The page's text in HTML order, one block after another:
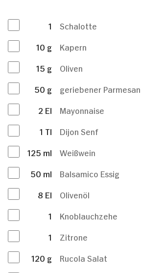
1
Schalotte
10 g
Kapern
15 g
Oliven
50 g
geriebener Parmesan
2 El
Mayonnaise
1 Tl
Dijon Senf
125 ml
Weißwein
50 ml
Balsamico Essig
8 El
Olivenöl
1
Knoblauchzehe
1
Zitrone
120 g
Rucola Salat